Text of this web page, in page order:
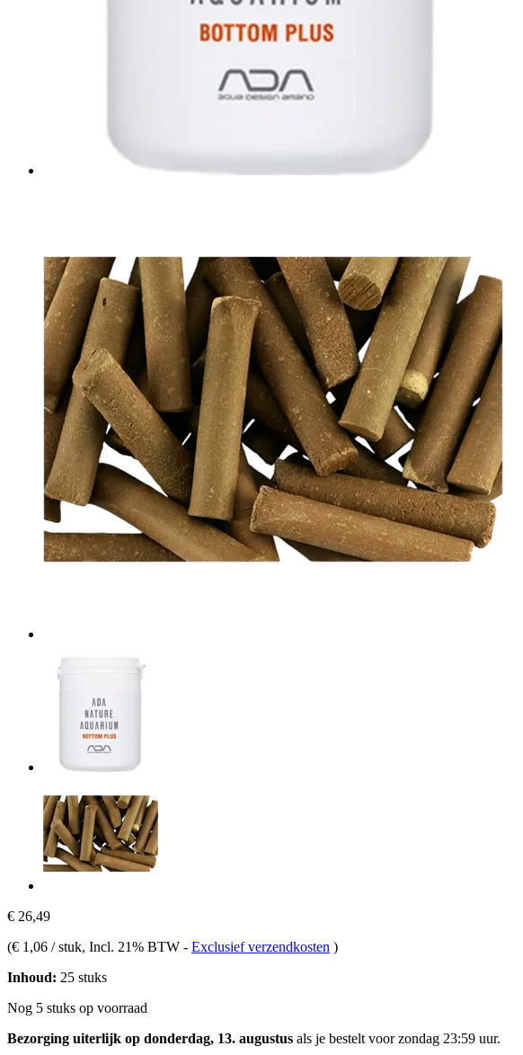
€ 26,49
(€ 1,06 / stuk, Incl. 21% BTW - Exclusief verzendkosten )
Inhoud: 25 stuks
Nog 5 stuks op voorraad
Bezorging uiterlijk op donderdag, 13. augustus als je bestelt voorzondag 23:59 uur.